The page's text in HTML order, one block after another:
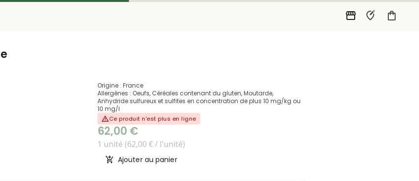
Origine : France
Allergènes : Oeufs, Céréales contenant du gluten, Moutarde,
Anhydride sulfureux et sulfites en concentration de plus 10 mg/kg ou
10 mg/l
Ce produit n'est plus en ligne
62,00 €
1 unité (62,00 € / l'unité)
Ajouter au panier